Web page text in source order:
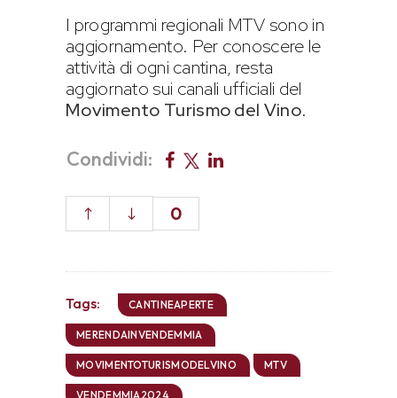
I programmi regionali MTV sono in
aggiornamento. Per conoscere le
attività di ogni cantina, resta
aggiornato sui canali ufficiali del
Movimento Turismo del Vino.
Condividi:
0
Tags: CANTINEAPERTE
MERENDAINVENDEMMIA
MOVIMENTOTURISMODELVINO MTV
VENDEMMIA2024